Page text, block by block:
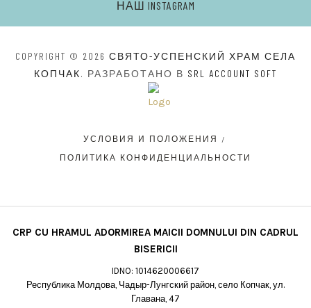
НАШ INSTAGRAM
COPYRIGHT © 2026 СВЯТО-УСПЕНСКИЙ ХРАМ СЕЛА
КОПЧАК. РАЗРАБОТАНО В SRL ACCOUNT SOFT
УСЛОВИЯ И ПОЛОЖЕНИЯ
ПОЛИТИКА КОНФИДЕНЦИАЛЬНОСТИ
CRP CU HRAMUL ADORMIREA MAICII DOMNULUI DIN CADRUL
BISERICII
IDNO: 1014620006617
Республика Молдова, Чадыр-Лунгский район, село Копчак, ул.
Главана, 47